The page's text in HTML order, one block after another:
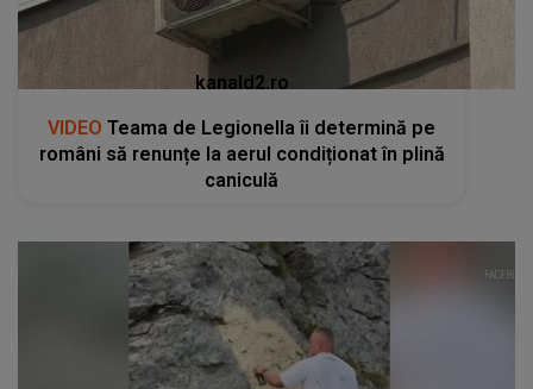
kanald2.ro
VIDEO Teama de Legionella îi determină pe
români să renunțe la aerul condiționat în plină
caniculă